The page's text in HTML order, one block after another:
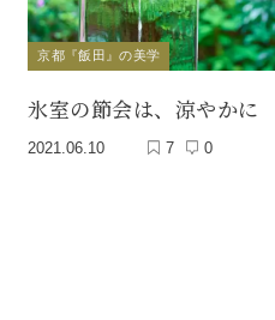
京都『飯田』の美学
氷室の節会は、涼やかに
2021.06.10 7 0